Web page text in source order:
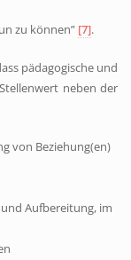
zu können” [7].
pädagogische und
neben der
von Beziehung(en)
Aufbereitung, im